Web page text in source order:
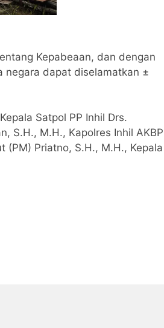
Kepabeaan, dan dengan
negara dapat diselamatkan ±
Satpol PP Inhil Drs.
S.H., M.H., Kapolres Inhil AKBP
(PM) Priatno, S.H., M.H., Kepala